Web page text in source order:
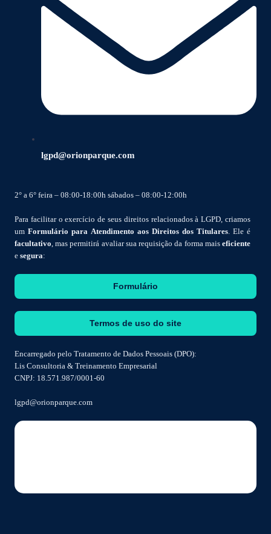
lgpd@orionparque.com
2° a 6° feira – 08:00-18:00h sábados – 08:00-12:00h
Para facilitar o exercício de seus direitos relacionados à LGPD, criamos
um Formulário para Atendimento aos Direitos dos Titulares . Ele é
facultativo , mas permitirá avaliar sua requisição da forma mais eficiente
e segura:
Formulário
Termos de uso do site
Encarregado pelo Tratamento de Dados Pessoais (DPO):
Lis Consultoria & Treinamento Empresarial
CNPJ: 18.571.987/0001-60
lgpd@orionparque.com